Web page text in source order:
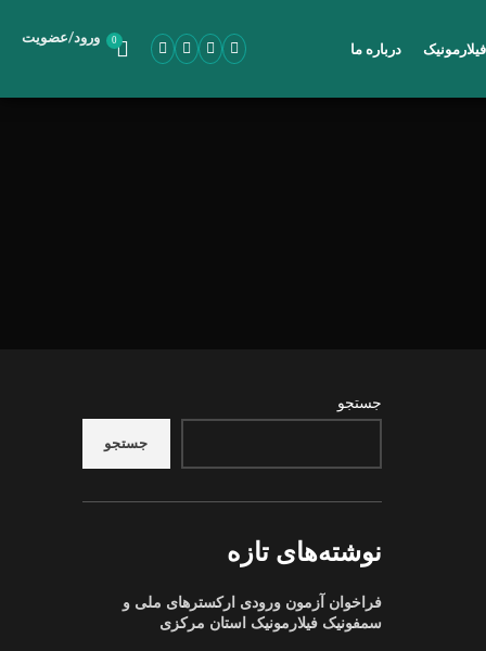
درباره ما
0 ورود/عضویت
جستجو
جستجو
نوشته‌های تازه
فراخوان آزمون ورودی ارکسترهای ملی و
سمفونیک فیلارمونیک استان مرکزی